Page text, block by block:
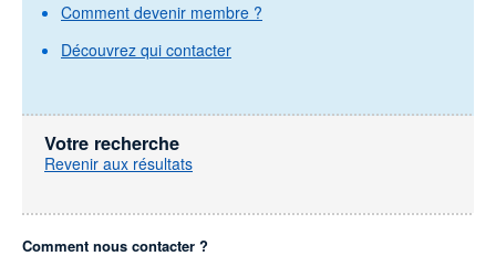
Comment devenir membre ?
Découvrez qui contacter
Votre recherche
Revenir aux résultats
Comment nous contacter ?